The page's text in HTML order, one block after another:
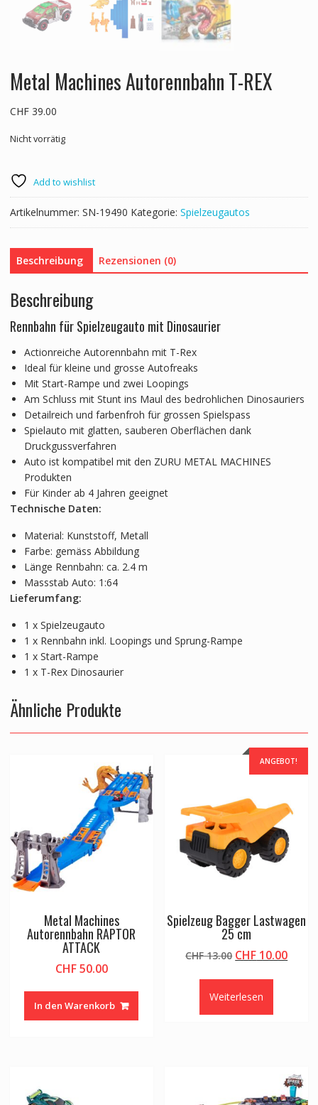
Metal Machines Autorennbahn T-REX
CHF39.00
Nicht vorrätig
Add to wishlist
Artikelnummer: SN-19490 Kategorie: Spielzeugautos
Beschreibung Rezensionen (0)
Beschreibung
Rennbahn für Spielzeugauto mit Dinosaurier
Actionreiche Autorennbahn mit T-Rex
Ideal für kleine und grosse Autofreaks
Mit Start-Rampe und zwei Loopings
Am Schluss mit Stunt ins Maul des bedrohlichen Dinosauriers
Detailreich und farbenfroh für grossen Spielspass
Spielauto mit glatten, sauberen Oberflächen dank
Druckgussverfahren
Auto ist kompatibel mit den ZURU METAL MACHINES
Produkten
Für Kinder ab 4 Jahren geeignet
Technische Daten:
Material: Kunststoff, Metall
Farbe: gemäss Abbildung
Länge Rennbahn: ca. 2.4 m
Massstab Auto: 1:64
Lieferumfang:
1 x Spielzeugauto
1 x Rennbahn inkl. Loopings und Sprung-Rampe
1 x Start-Rampe
1 x T-Rex Dinosaurier
Ähnliche Produkte
Metal Machines
Autorennbahn RAPTOR
ATTACK
CHF50.00
In den Warenkorb
ANGEBOT!
Spielzeug Bagger Lastwagen
25 cm
CHF13.00 Ursprünglicher
CHF 13.00
CHF 10.00
Weiterlesen